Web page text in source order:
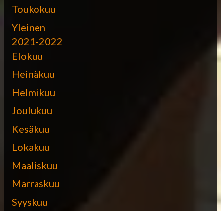
Toukokuu
Yleinen
2021-2022
Elokuu
Heinäkuu
Helmikuu
Joulukuu
Kesäkuu
Lokakuu
Maaliskuu
Marraskuu
Syyskuu